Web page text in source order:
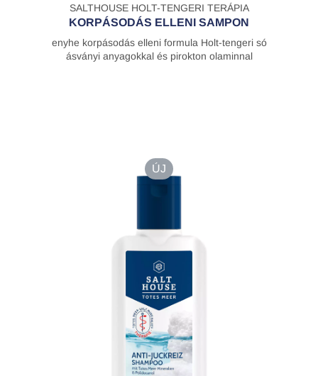
SALTHOUSE HOLT-TENGERI TERÁPIA
KORPÁSODÁS ELLENI SAMPON
enyhe korpásodás elleni formula Holt-tengeri só
ásványi anyagokkal és pirokton olaminnal
ÚJ